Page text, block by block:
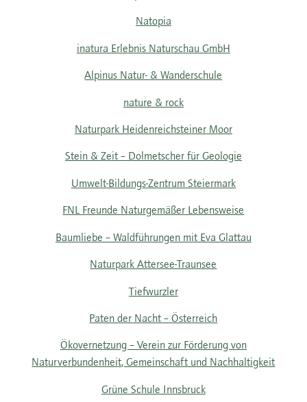
Natopia
inatura Erlebnis Naturschau GmbH
Alpinus Natur- & Wanderschule
nature & rock
Naturpark Heidenreichsteiner Moor
Stein & Zeit – Dolmetscher für Geologie
Umwelt-Bildungs-Zentrum Steiermark
FNL Freunde Naturgemäßer Lebensweise
Baumliebe – Waldführungen mit Eva Glattau
Naturpark Attersee-Traunsee
Tiefwurzler
Paten der Nacht – Österreich
Ökovernetzung – Verein zur Förderung von
Naturverbundenheit, Gemeinschaft und Nachhaltigkeit
Grüne Schule Innsbruck